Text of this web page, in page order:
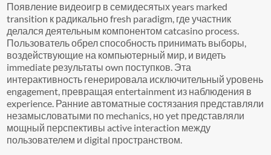
Появление видеоигр в семидесятых years marked
transition к радикально fresh paradigm, где участник
делался деятельным компонентом catcasino process.
Пользователь обрел способность принимать выборы,
воздействующие на компьютерный мир, и видеть
immediate результаты own поступков. Эта
интерактивность генерировала исключительный уровень
engagement, превращая entertainment из наблюдения в
experience. Ранние автоматные состязания представляли
незамысловатыми по mechanics, но yet представляли
мощный перспективы active interaction между
пользователем и digital пространством.